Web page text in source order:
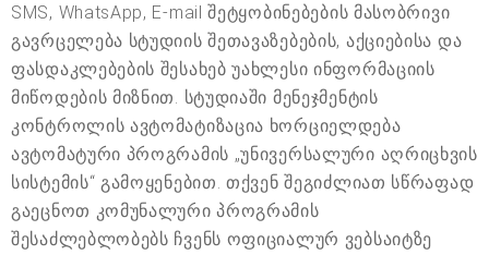
SMS, WhatsApp, E-mail შეტყობინებების მასობრივი
გავრცელება სტუდიის შეთავაზებების, აქციებისა და
ფასდაკლებების შესახებ უახლესი ინფორმაციის
მიწოდების მიზნით. სტუდიაში მენეჯმენტის
კონტროლის ავტომატიზაცია ხორციელდება
ავტომატური პროგრამის „უნივერსალური აღრიცხვის
სისტემის“ გამოყენებით. თქვენ შეგიძლიათ სწრაფად
გაეცნოთ კომუნალური პროგრამის
შესაძლებლობებს ჩვენს ოფიციალურ ვებსაიტზე